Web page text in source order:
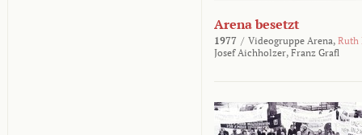
Arena besetzt
1977 / Videogruppe Arena, Ruth
Josef Aichholzer, Franz Grafl